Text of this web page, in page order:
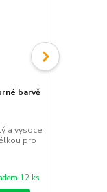
barvě
a vysoce
pro
12 ks